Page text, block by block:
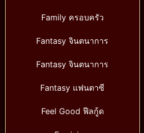
Family ครอบครัว
Fantasy จินตนาการ
Fantasy จินตนาการ
Fantasy แฟนตาซี
Feel Good ฟีลกู้ด